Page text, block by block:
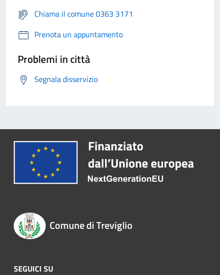
Chiama il comune 0363 3171
Prenota un appuntamento
Problemi in città
Segnala disservizio
Comune di Treviglio
SEGUICI SU